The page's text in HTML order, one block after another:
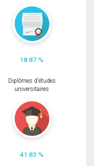
18.87 %
Diplômes d'études
universitaires
41.83 %